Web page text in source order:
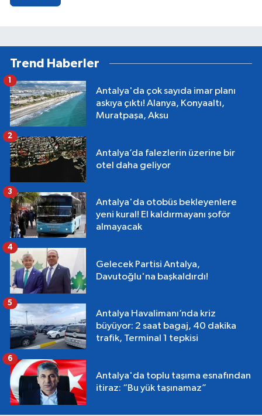
Trend Haberler
Antalya'da çok sayıda imar planı
askıya çıktı! Alanya, Konyaaltı,
Muratpaşa, Aksu
1
Antalya’da falezlerin üzerine bir
otel daha geliyor
2
Antalya'da otobüs bekleyenlere
yeni kural! El kaldırmayanı şoför
almayacak
3
Gelecek Partisi Antalya,
Davutoğlu'na başkaldırdı!
4
Antalya Havalimanı’nda kriz
büyüyor: 2 saat bagaj, 40 dakika
trafik, Terminal 1 tepkisi
5
Antalya'da toplu taşıma esnafından
itiraz: “Bu yük taşınamaz”
6